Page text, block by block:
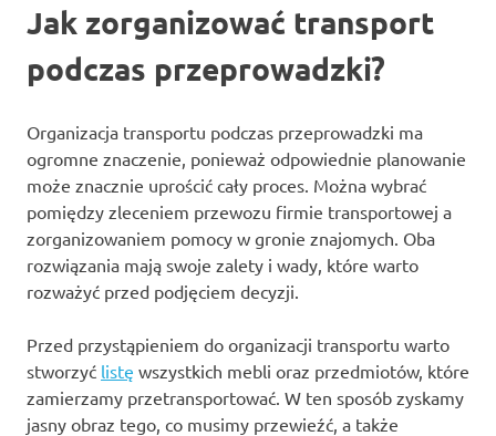
Jak zorganizować transport
podczas przeprowadzki?
Organizacja transportu podczas przeprowadzki ma
ogromne znaczenie, ponieważ odpowiednie planowanie
może znacznie uprościć cały proces. Można wybrać
pomiędzy zleceniem przewozu firmie transportowej a
zorganizowaniem pomocy w gronie znajomych. Oba
rozwiązania mają swoje zalety i wady, które warto
rozważyć przed podjęciem decyzji.
Przed przystąpieniem do organizacji transportu warto
stworzyć listę wszystkich mebli oraz przedmiotów, które
zamierzamy przetransportować. W ten sposób zyskamy
jasny obraz tego, co musimy przewieźć, a także